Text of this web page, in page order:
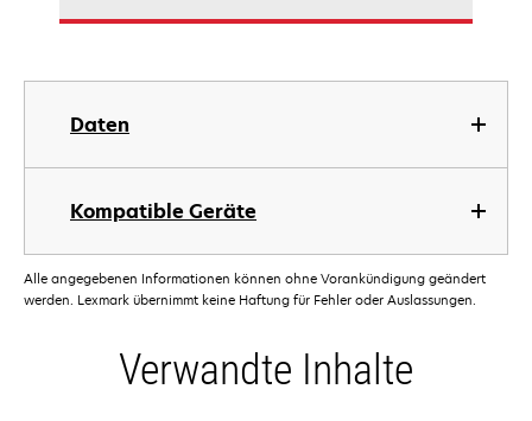
Daten
Kompatible Geräte
Alle angegebenen Informationen können ohne Vorankündigung geändert
werden. Lexmark übernimmt keine Haftung für Fehler oder Auslassungen.
Verwandte Inhalte